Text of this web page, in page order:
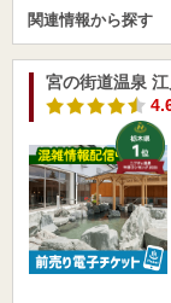
関連情報から探す
宮の街道温泉